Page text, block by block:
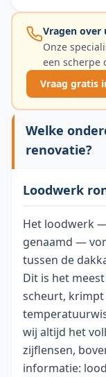
Vragen over
Onze
een scherpe
Vraag gratis
Welke
renovatie?
Loodwerk
Het loodwerk
genaamd —
tussen de
Dit is het
scheurt,
wij altijd het
zijflensen,
informatie: